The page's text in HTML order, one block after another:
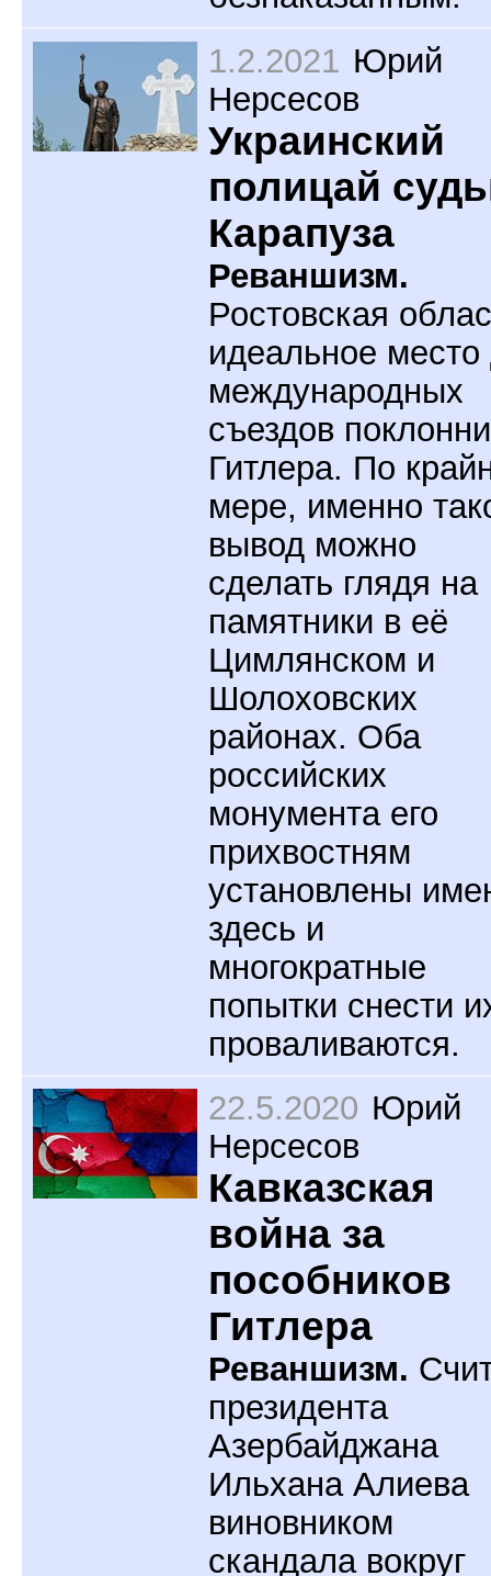
1.2.2021 Юрий
Нерсесов
Украинский
полицай
Карапуза
Реваншизм.
Ростовская
идеальное место
международных
съездов
Гитлера. По
мере, именно
вывод можно
сделать глядя на
памятники в её
Цимлянском и
Шолоховских
районах. Оба
российских
монумента его
прихвостням
установлены
здесь и
многократные
попытки снести
проваливаются.
22.5.2020 Юрий
Нерсесов
Кавказская
война за
пособников
Гитлера
Реваншизм.
президента
Азербайджана
Ильхана Алиева
виновником
скандала вокруг